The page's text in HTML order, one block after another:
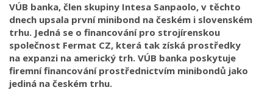
VÚB banka, člen skupiny Intesa Sanpaolo, v těchto
dnech upsala první minibond na českém i slovenském
trhu. Jedná se o financování pro strojírenskou
společnost Fermat CZ, která tak získá prostředky
na expanzi na americký trh. VÚB banka poskytuje
firemní financování prostřednictvím minibondů jako
jediná na českém trhu.